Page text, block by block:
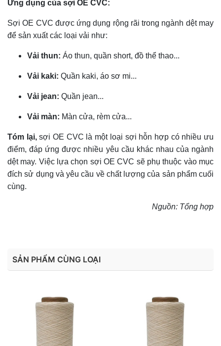
Ứng dụng của sợi OE CVC:
Sợi OE CVC được ứng dụng rộng rãi trong ngành dệt may
để sản xuất các loại vải như:
Vải thun: Áo thun, quần short, đồ thể thao...
Vải kaki: Quần kaki, áo sơ mi...
Vải jean: Quần jean...
Vải màn: Màn cửa, rèm cửa...
Tóm lại,sợi OE CVC là một loại sợi hỗn hợp có nhiều ưu
điểm, đáp ứng được nhiều yêu cầu khác nhau của ngành
dệt may. Việc lựa chọn sợi OE CVC sẽ phụ thuộc vào mục
đích sử dụng và yêu cầu về chất lượng của sản phẩm cuối
cùng.
Nguồn: Tổng hợp
SẢN PHẨM CÙNG LOẠI